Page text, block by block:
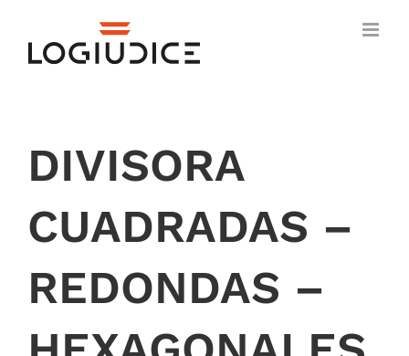
content
DIVISORA
CUADRADAS –
REDONDAS –